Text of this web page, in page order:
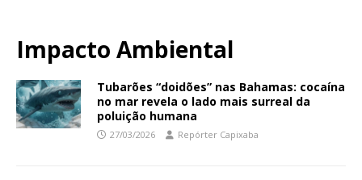
Impacto Ambiental
Tubarões “doidões” nas Bahamas: cocaína
no mar revela o lado mais surreal da
poluição humana
27/03/2026 Repórter Capixaba